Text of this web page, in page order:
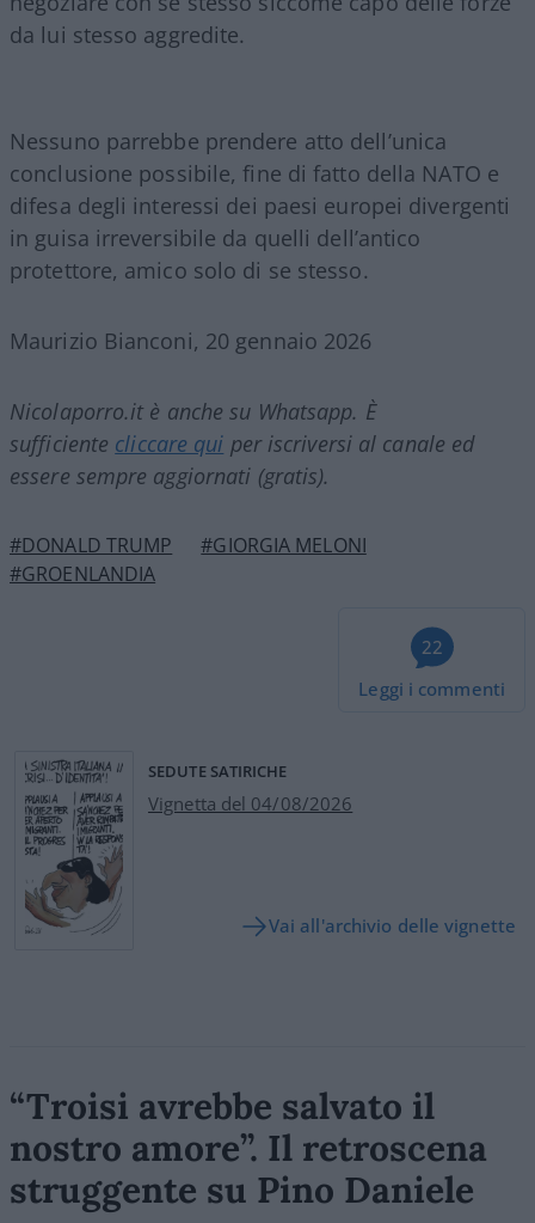
da lui stesso aggredite.
Nessuno parrebbe prendere atto dell’unica
conclusione possibile, fine di fatto della NATO e
difesa degli interessi dei paesi europei divergenti
in guisa irreversibile da quelli dell’antico
protettore, amico solo di se stesso.
Maurizio Bianconi, 20 gennaio 2026
Nicolaporro.it è anche su Whatsapp. È
sufficiente cliccare qui per iscriversi al canale ed
essere sempre aggiornati (gratis).
#DONALD TRUMP
#GIORGIA MELONI
#GROENLANDIA
22
Leggi i commenti
SEDUTE SATIRICHE
Vignetta del 04/08/2026
Vai all'archivio delle vignette
“Troisi avrebbe salvato il
nostro amore”. Il retroscena
struggente su Pino Daniele